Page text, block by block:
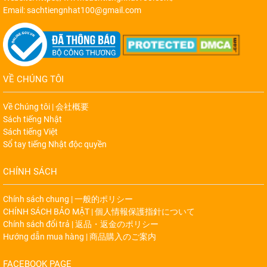
Email: sachtiengnhat100@gmail.com
VỀ CHÚNG TÔI
Về Chúng tôi | 会社概要
Sách tiếng Nhật
Sách tiếng Việt
Sổ tay tiếng Nhật độc quyền
CHÍNH SÁCH
Chính sách chung | 一般的ポリシー
CHÍNH SÁCH BẢO MẬT | 個人情報保護指針について
Chính sách đổi trả | 返品・返金のポリシー
Hướng dẫn mua hàng | 商品購入のご案内
FACEBOOK PAGE